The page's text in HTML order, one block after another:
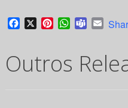
Facebook
X PinterestWhatsApp
TeamsEmail
Outros